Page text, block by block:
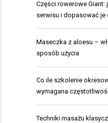
Części rowerowe
serwisu i dopasować je
Maseczka z aloesu –
sposób użycia
Co ile szkolenie
wymagana
Techniki masażu